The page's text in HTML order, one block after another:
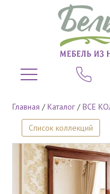
Главная /Каталог /ВСЕ
Список коллекций